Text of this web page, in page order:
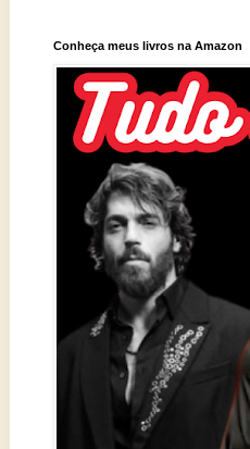
Conheça meus livros na Amazon